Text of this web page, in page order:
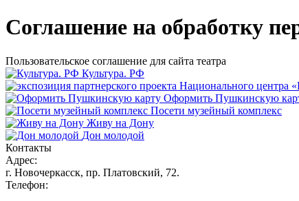
Соглашение на обработку
Пользовательское соглашение для сайта театра
Культура. РФ
Оформить Пушкинскую
Посети музейный комплекс
Живу на Дону
Дон молодой
Контакты
Адрес:
г. Новочеркасск, пр. Платовский, 72.
Телефон: